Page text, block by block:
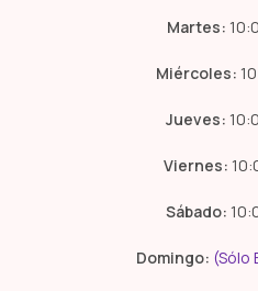
Martes:
Miércoles:
Jueves:
Viernes:
Sábado:
Domingo: (Sólo